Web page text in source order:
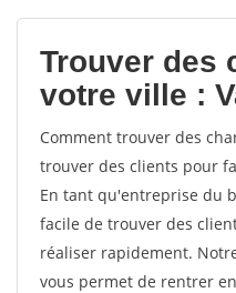
Trouver des
votre ville :
Comment trouver des
trouver des clients pour
En tant qu'entreprise du
facile de trouver des
réaliser rapidement.
vous permet de rentrer